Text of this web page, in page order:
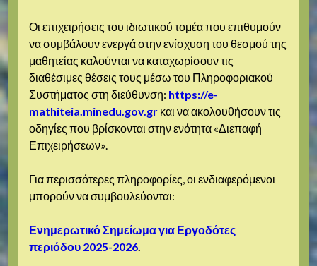
Οι επιχειρήσεις του ιδιωτικού τομέα που επιθυμούν
να συμβάλουν ενεργά στην ενίσχυση του θεσμού της
μαθητείας καλούνται να καταχωρίσουν τις
διαθέσιμες θέσεις τους μέσω του Πληροφοριακού
Συστήματος στη διεύθυνση: https://e-
mathiteia.minedu.gov.gr και να ακολουθήσουν τις
οδηγίες που βρίσκονται στην ενότητα «Διεπαφή
Επιχειρήσεων».
Για περισσότερες πληροφορίες, οι ενδιαφερόμενοι
μπορούν να συμβουλεύονται:
Ενημερωτικό Σημείωμα για Εργοδότες
περιόδου 2025-2026